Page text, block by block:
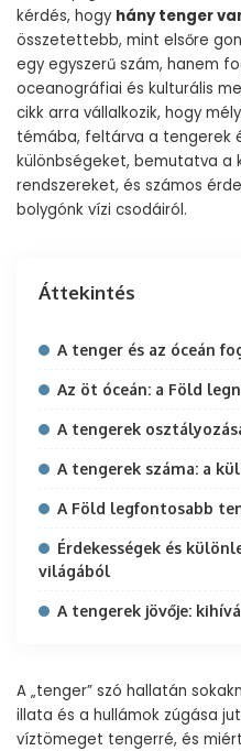
kérdés, hogy hány tenger
összetettebb, mint elsőre
egy egyszerű szám, hanem
oceanográfiai és kulturális
cikk arra vállalkozik, hogy
témába, feltárva a tengerek
különbségeket, bemutatva a
rendszereket, és számos
bolygónk vízi csodáiról.
Áttekintés
A tenger és az óceán
Az öt óceán: a Föld
A tengerek
A tengerek száma: a
A Föld legfontosabb
Érdekességek és
világából
A tengerek jövője:
A „tenger” szó hallatán
illata és a hullámok zúgása
víztömeget tengerré, és